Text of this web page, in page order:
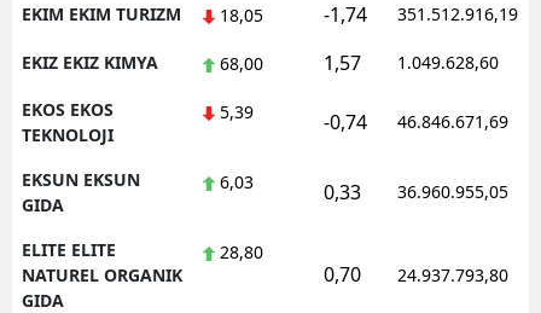
EKIM EKIM TURIZM 18,05 -1,74 351.512.916,19
EKIZ EKIZ KIMYA 68,00 1,57 1.049.628,60
EKOS EKOS
TEKNOLOJI
5,39 -0,74 46.846.671,69
EKSUN EKSUN
GIDA
6,03 0,33 36.960.955,05
ELITE ELITE
NATUREL ORGANIK
GIDA
28,80
0,70 24.937.793,80